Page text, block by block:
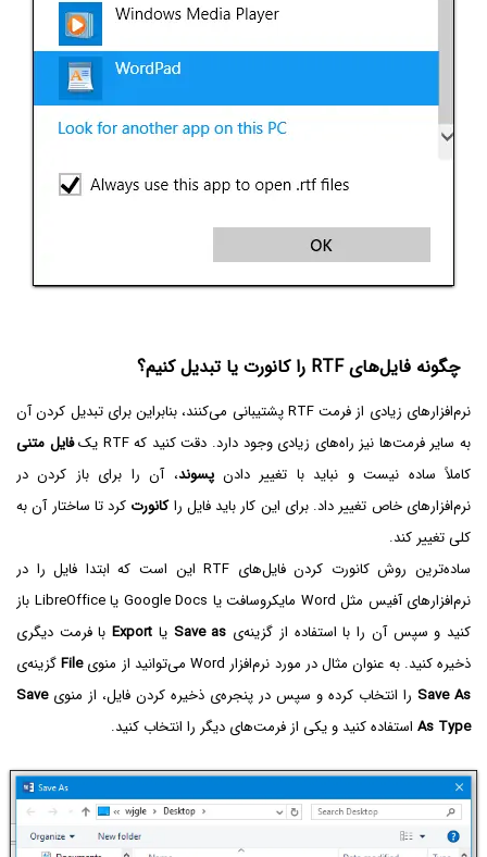
چگونه فایل‌های RTF‌ را کانورت یا تبدیل کنیم؟
نرم‌افزارهای زیادی از فرمت RTF پشتیبانی می‌کنند، بنابراین برای تبدیل کردن آن
به سایر فرمت‌ها نیز راه‌های زیادی وجود دارد. دقت کنید که RTF یک
فایل متنی
کاملاً ساده نیست و نباید با تغییر دادنپسوند، آن را برای باز کردن در
نرم‌افزارهای خاص تغییر داد. برای این کار باید فایل راکانورت کرد تا ساختار آن به
کلی تغییر کند.
ساده‌ترین روش کانورت کردن فایل‌های RTF این است که ابتدا فایل را در
نرم‌افزارهای آفیس مثل Word مایکروسافت یا Google Docs یا LibreOffice باز
کنید و سپس آن را با استفاده از گزینه‌ی Save as یا Exportبا فرمت دیگری
ذخیره کنید. به عنوان مثال در مورد نرم‌افزار Word می‌توانید از منوی
Fileگزینه‌ی
Save As را انتخاب کرده و سپس در پنجره‌ی ذخیره کردن فایل، از منویSave
As Type استفاده کنید و یکی از فرمت‌های دیگر را انتخاب کنید.